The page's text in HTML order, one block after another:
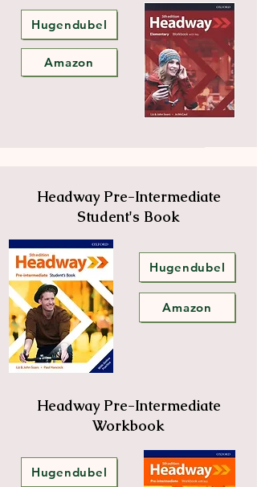
Hugendubel
Amazon
Headway Pre-Intermediate
Student's Book
Hugendubel
Amazon
Headway Pre-Intermediate
Workbook
Hugendubel